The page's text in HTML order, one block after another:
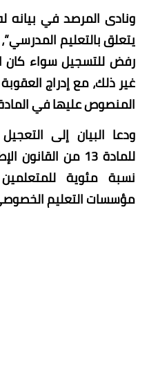
يتعلق بالتعليم
رفض للتسجيل سواء كان
غير ذلك، مع إدراج
المنصوص عليها في المادة 26 من مشروع
ودعا البيان إلى
نسبة مئوية
مؤسسات التعليم